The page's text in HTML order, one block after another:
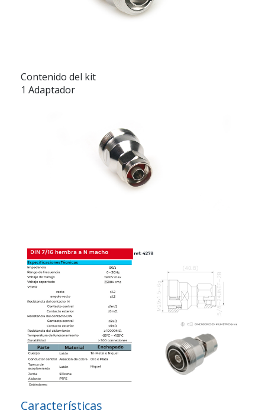
Contenido del kit
1 Adaptador
Características